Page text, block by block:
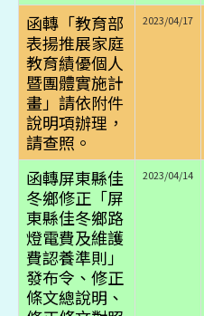
函轉「教育部
表揚推展家庭
教育績優個人
暨團體實施計
畫」請依附件
說明項辦理，
請查照。
2023/04/17
函轉屏東縣佳
冬鄉修正「屏
東縣佳冬鄉路
燈電費及維護
費認養準則」
發布令、修正
條文總說明、
2023/04/14